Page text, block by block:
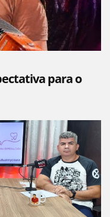
para o